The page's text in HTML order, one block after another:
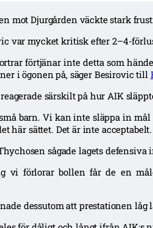
mot Djurgården väckte stark
var mycket kritisk efter 2–4-
förtjänar inte detta som
i ögonen på, säger Besirovic till
särskilt på hur AIK
barn. Vi kan inte släppa in mål
här sättet. Det är inte acceptabelt.
sågade lagets defensiva
vi förlorar bollen får de en
dessutom att prestationen